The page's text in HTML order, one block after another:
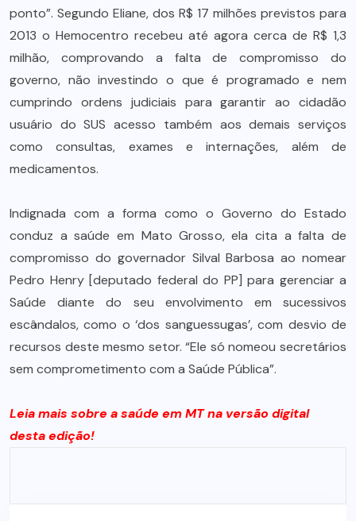
ponto”. Segundo Eliane, dos R$ 17 milhões previstos para
2013 o Hemocentro recebeu até agora cerca de R$ 1,3
milhão, comprovando a falta de compromisso do
governo, não investindo o que é programado e nem
cumprindo ordens judiciais para garantir ao cidadão
usuário do SUS acesso também aos demais serviços
como consultas, exames e internações, além de
medicamentos.
Indignada com a forma como o Governo do Estado
conduz a saúde em Mato Grosso, ela cita a falta de
compromisso do governador Silval Barbosa ao nomear
Pedro Henry [deputado federal do PP] para gerenciar a
Saúde diante do seu envolvimento em sucessivos
escândalos, como o ‘dos sanguessugas’, com desvio de
recursos deste mesmo setor. “Ele só nomeou secretários
sem comprometimento com a Saúde Pública”.
Leia mais sobre a saúde em MT na versão digital
desta edição!